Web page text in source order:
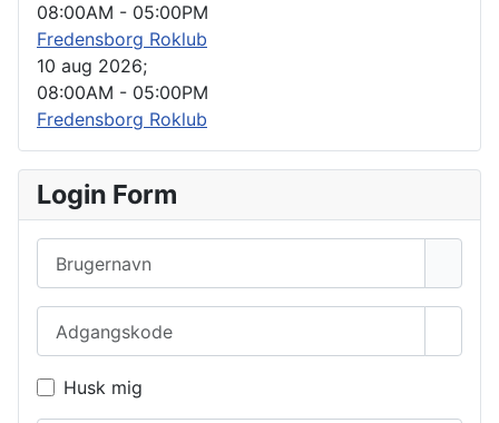
08:00AM - 05:00PM
Fredensborg Roklub
10 aug 2026;
08:00AM - 05:00PM
Fredensborg Roklub
Login Form
Husk mig